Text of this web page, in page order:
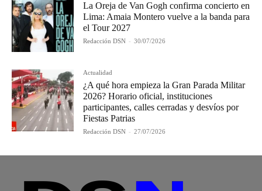
La Oreja de Van Gogh confirma concierto en
Lima: Amaia Montero vuelve a la banda para
el Tour 2027
Redacción DSN - 30/07/2026
Actualidad
¿A qué hora empieza la Gran Parada Militar
2026? Horario oficial, instituciones
participantes, calles cerradas y desvíos por
Fiestas Patrias
Redacción DSN - 27/07/2026